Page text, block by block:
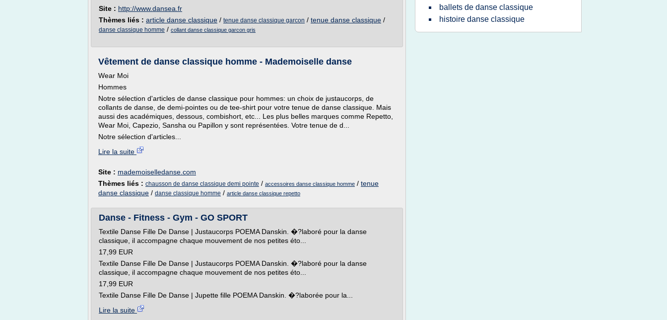
Site : http://www.dansea.fr
Thèmes liés : article danse classique / tenue danse classique garcon / tenue danse classique /
danse classique homme / collant danse classique garcon gris
Vêtement de danse classique homme - Mademoiselle danse
Wear Moi
Hommes
Notre sélection d'articles de danse classique pour hommes: un choix de justaucorps, de
collants de danse, de demi-pointes ou de tee-shirt pour votre tenue de danse classique. Mais
aussi des académiques, dessous, combishort, etc... Les plus belles marques comme Repetto,
Wear Moi, Capezio, Sansha ou Papillon y sont représentées. Votre tenue de d...
Notre sélection d'articles...
Lire la suite
Site : mademoiselledanse.com
Thèmes liés : chausson de danse classique demi pointe / accessoires danse classique homme / tenue
danse classique / danse classique homme / article danse classique repetto
Danse - Fitness - Gym - GO SPORT
Textile Danse Fille De Danse | Justaucorps POEMA Danskin. �?laboré pour la danse
classique, il accompagne chaque mouvement de nos petites éto...
17,99 EUR
Textile Danse Fille De Danse | Justaucorps POEMA Danskin. �?laboré pour la danse
classique, il accompagne chaque mouvement de nos petites éto...
17,99 EUR
Textile Danse Fille De Danse | Jupette fille POEMA Danskin. �?laborée pour la...
Lire la suite
ballets de danse classique
histoire danse classique